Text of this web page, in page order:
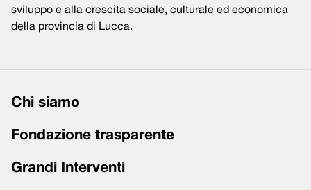
sviluppo e alla crescita sociale, culturale ed economica
della provincia di Lucca.
Chi siamo
Fondazione trasparente
Grandi Interventi